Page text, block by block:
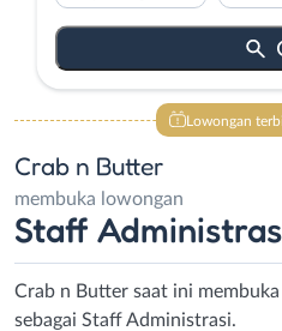
Lowongan
Crab n Butter
membuka lowongan
Staff
Crab n Butter saat ini
sebagai Staff Administrasi.